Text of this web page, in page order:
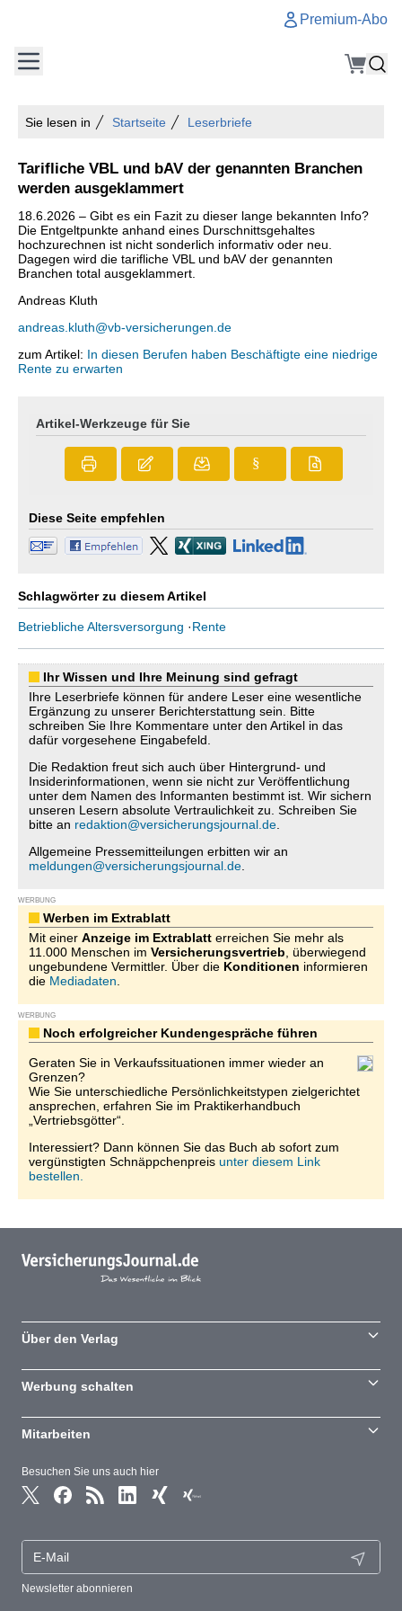
Premium-Abo
Sie lesen in Startseite Leserbriefe
Tarifliche VBL und bAV der genannten Branchen
werden ausgeklammert
18.6.2026 – Gibt es ein Fazit zu dieser lange bekannten Info?
Die Entgeltpunkte anhand eines Durschnittsgehaltes
hochzurechnen ist nicht sonderlich informativ oder neu.
Dagegen wird die tarifliche VBL und bAV der genannten
Branchen total ausgeklammert.
Andreas Kluth
andreas.kluth@vb-versicherungen.de
zum Artikel: In diesen Berufen haben Beschäftigte eine niedrige
Rente zu erwarten
Artikel-Werkzeuge für Sie
§
Diese Seite empfehlen
Schlagwörter zu diesem Artikel
Betriebliche Altersversorgung ·Rente
Ihr Wissen und Ihre Meinung sind gefragt
Ihre Leserbriefe können für andere Leser eine wesentliche
Ergänzung zu unserer Berichterstattung sein. Bitte
schreiben Sie Ihre Kommentare unter den Artikel in das
dafür vorgesehene Eingabefeld.
Die Redaktion freut sich auch über Hintergrund- und
Insiderinformationen, wenn sie nicht zur Veröffentlichung
unter dem Namen des Informanten bestimmt ist. Wir sichern
unseren Lesern absolute Vertraulichkeit zu. Schreiben Sie
bitte an redaktion@versicherungsjournal.de
Allgemeine Pressemitteilungen erbitten wir an
meldungen@versicherungsjournal.de
WERBUNG
Werben im Extrablatt
Mit einer Anzeige im Extrablatt erreichen Sie mehr als
11.000 Menschen im Versicherungsvertrieb , überwiegend
ungebundene Vermittler. Über die Konditionen informieren
die Mediadaten
WERBUNG
Noch erfolgreicher Kundengespräche führen
Geraten Sie in Verkaufssituationen immer wieder an
Grenzen?
Wie Sie unterschiedliche Persönlichkeitstypen zielgerichtet
ansprechen, erfahren Sie im Praktikerhandbuch
„Vertriebsgötter“.
Interessiert? Dann können Sie das Buch ab sofort zum
vergünstigten Schnäppchenpreis unter diesem Link
bestellen.
Besuchen Sie uns auch hier
Newsletter abonnieren
Über den Verlag
Werbung schalten
Mitarbeiten